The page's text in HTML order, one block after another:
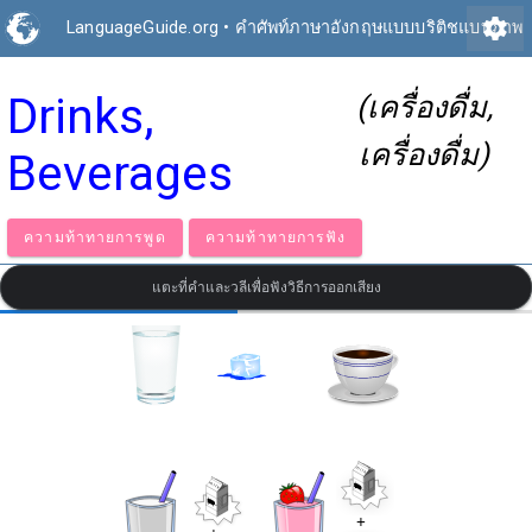
LanguageGuide.org • คำศัพท์ภาษาอังกฤษแบบบริติชแบบภาพ
settings
Drinks,
Beverages
(เครื่องดื่ม,
เครื่องดื่ม)
ความท้าทายการพูด ความท้าทายการฟัง
แตะที่คำและวลีเพื่อฟังวิธีการออกเสียง